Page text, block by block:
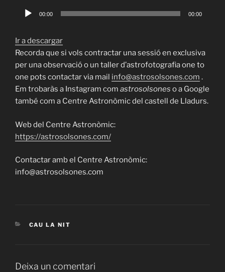
Reproductor
00:00 00:00
Ir a descargar
Recorda que si vols contractar una sessió en exclusiva
per una observació o un taller d’astrofotografia one to
one pots contactar via mail info@astrosolsones.com .
Em trobaràs a Instagram com astrosolsones o a Google
també com a Centre Astronòmic del castell de Lladurs.
Web del Centre Astronòmic:
https://astrosolsones.com/
Contactar amb el Centre Astronòmic:
info@astrosolsones.com
CATEGORIES
CAU LA NIT
Deixa un comentari